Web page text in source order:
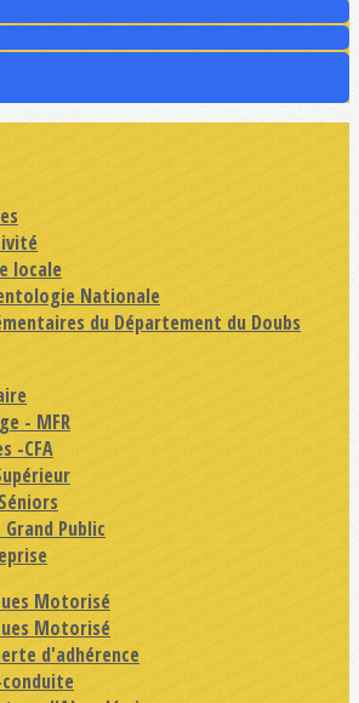
locale
Nationale
du Département du Doubs
- MFR
-CFA
Public
Motorisé
Motorisé
d'adhérence